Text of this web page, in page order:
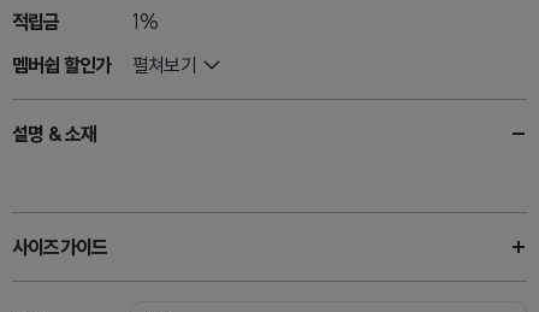
적립금
1%
멤버쉽 할인가
펼쳐보기
설명 & 소재
사이즈가이드